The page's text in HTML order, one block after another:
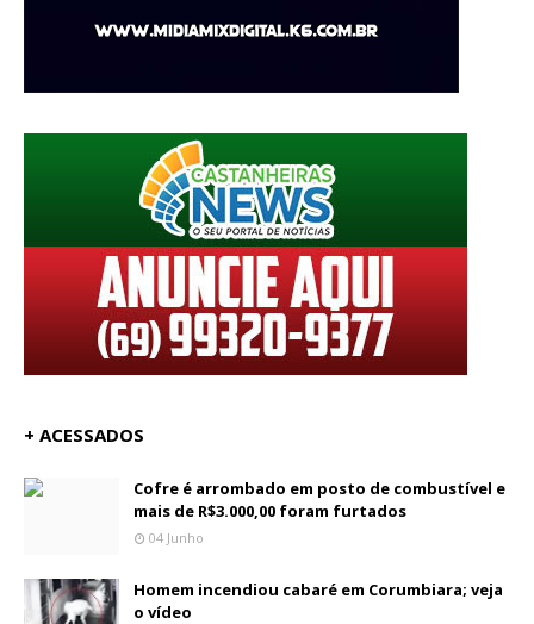
+ ACESSADOS
Cofre é arrombado em posto de combustível e
mais de R$3.000,00 foram furtados
04 Junho
Homem incendiou cabaré em Corumbiara; veja
o vídeo